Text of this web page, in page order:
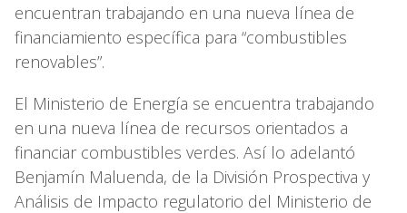
encuentran trabajando en una nueva línea de
financiamiento específica para “combustibles
renovables”.
El Ministerio de Energía se encuentra trabajando
en una nueva línea de recursos orientados a
financiar combustibles verdes. Así lo adelantó
Benjamín Maluenda, de la División Prospectiva y
Análisis de Impacto regulatorio del Ministerio de